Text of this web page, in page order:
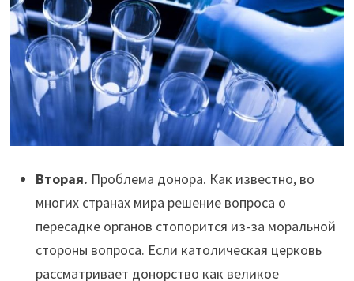
Вторая. Проблема донора. Как известно, во
многих странах мира решение вопроса о
пересадке органов стопорится из-за моральной
стороны вопроса. Если католическая церковь
рассматривает донорство как великое